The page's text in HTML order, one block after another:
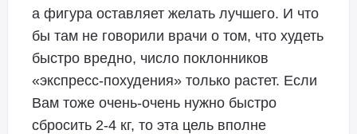
а фигура оставляет желать лучшего. И что
бы там не говорили врачи о том, что худеть
быстро вредно, число поклонников
«экспресс-похудения» только растет. Если
Вам тоже очень-очень нужно быстро
сбросить 2-4 кг, то эта цель вполне